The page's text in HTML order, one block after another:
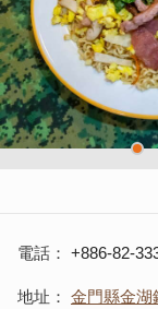
電話 +886-82-
地址 金門縣金湖